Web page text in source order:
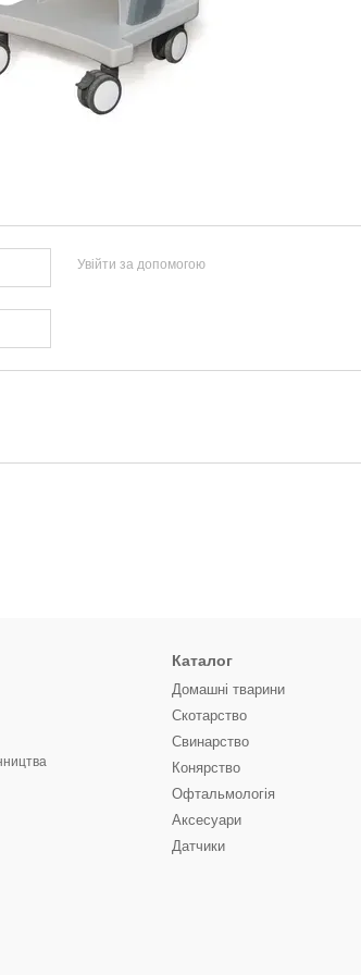
Увійти за допомогою
Каталог
Домашні тварини
Скотарство
Свинарство
Конярство
Офтальмологія
Аксесуари
Датчики